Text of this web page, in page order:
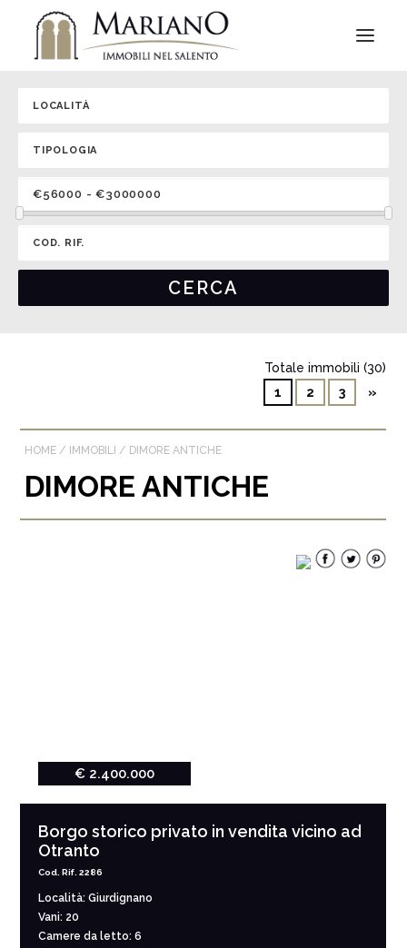
Totale immobili (30)
1
2 3 »
HOME / IMMOBILI / DIMORE ANTICHE
DIMORE ANTICHE
€ 2.400.000
Borgo storico privato in vendita vicino ad
Otranto
Cod. Rif. 2286
Località: Giurdignano
Vani: 20
Camere da letto: 6